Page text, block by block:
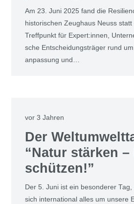
Am 23. Juni 2025 fand die
his­to­ri­schen Zeug­haus Neuss
Treff­punkt für Expert:innen,
sche Ent­schei­dungs­trä­ger rund
an­pas­sung und…
vor 3 Jahren
Der
“Natur stär­ken
schüt­zen!”
Der 5. Juni ist ein beson­de­rer
sich inter­na­tio­nal alles um unse­re